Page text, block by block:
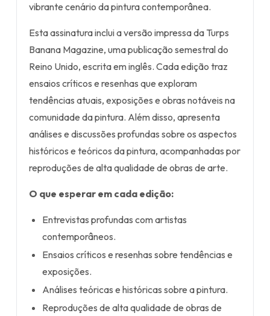
vibrante cenário da pintura contemporânea.
Esta assinatura inclui a versão impressa da Turps
Banana Magazine, uma publicação semestral do
Reino Unido, escrita em inglês. Cada edição traz
ensaios críticos e resenhas que exploram
tendências atuais, exposições e obras notáveis na
comunidade da pintura. Além disso, apresenta
análises e discussões profundas sobre os aspectos
históricos e teóricos da pintura, acompanhadas por
reproduções de alta qualidade de obras de arte.
O que esperar em cada edição:
Entrevistas profundas com artistas
contemporâneos.
Ensaios críticos e resenhas sobre tendências e
exposições.
Análises teóricas e históricas sobre a pintura.
Reproduções de alta qualidade de obras de